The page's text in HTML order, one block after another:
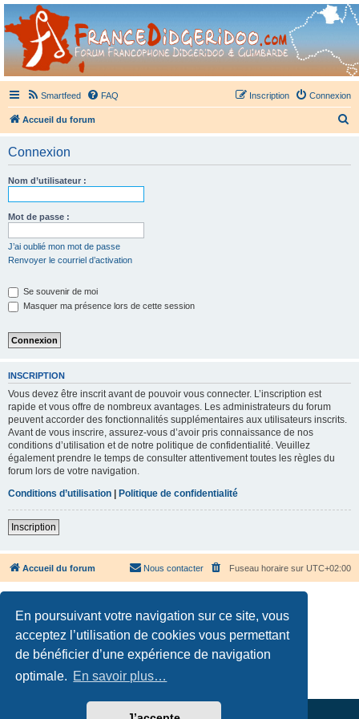
En poursuivant votre navigation sur ce site, vous
acceptez l’utilisation de cookies vous permettant
de bénéficier d’une expérience de navigation
optimale. En savoir plus…
France Didgeridoo
Didgeridoo et Guimbarde sur France Didgeridoo - retrouvez la communauté.
Smartfeed FAQ Connexion
Inscription
Accueil du forum
Connexion
Nom d’utilisateur :
Mot de passe :
J’ai oublié mon mot de passe
Renvoyer le courriel d’activation
Se souvenir de moi
Masquer ma présence lors de cette session
INSCRIPTION
Vous devez être inscrit avant de pouvoir vous connecter. L’inscription est
rapide et vous offre de nombreux avantages. Les administrateurs du forum
peuvent accorder des fonctionnalités supplémentaires aux utilisateurs inscrits.
Avant de vous inscrire, assurez-vous d’avoir pris connaissance de nos
conditions d’utilisation et de notre politique de confidentialité. Veuillez
également prendre le temps de consulter attentivement toutes les règles du
forum lors de votre navigation.
Conditions d’utilisation
Politique de confidentialité
Inscription
Accueil du forum Fuseau horaire sur UTC+02:00
Nous contacter
Développé parphpBB® Forum Software © phpBB Limited
Confidentialité